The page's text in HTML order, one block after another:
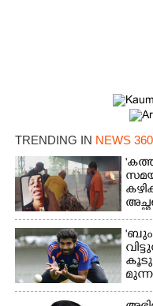
TRENDING IN NEWS 360
'ബുംറ